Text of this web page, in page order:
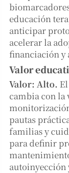
educación
anticipar
acelerar la
financiación y
Valor
Valor: Alto.
cambia con la
pautas
familias y
para definir
autoinyección